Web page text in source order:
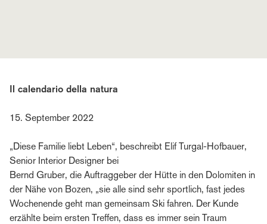
Il calendario della natura
15. September 2022
„Diese Familie liebt Leben“, beschreibt Elif Turgal-Hofbauer,
Senior Interior Designer bei
Bernd Gruber, die Auftraggeber der Hütte in den Dolomiten in
der Nähe von Bozen, „sie alle sind sehr sportlich, fast jedes
Wochenende geht man gemeinsam Ski fahren. Der Kunde
erzählte beim ersten Treffen, dass es immer sein Traum